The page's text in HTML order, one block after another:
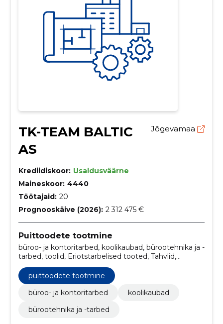
TK-TEAM BALTIC
AS
Jõgevamaa
Krediidiskoor: Usaldusväärne
Maineskoor: 4440
Töötajaid: 20
Prognooskäive (2026): 2 312 475 €
Puittoodete tootmine
büroo- ja kontoritarbed, koolikaubad, bürootehnika ja -
tarbed, toolid, Eriotstarbelised tooted, Tahvlid,
Mööbel, Projektorid, koolimööbel
puittoodete tootmine
büroo- ja kontoritarbed
koolikaubad
bürootehnika ja -tarbed